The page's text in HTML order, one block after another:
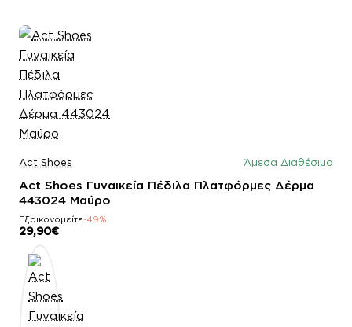
Act Shoes Άμεσα Διαθέσιμο
Act Shoes Γυναικεία Πέδιλα Πλατφόρμες Δέρμα
443024 Μαύρο
Εξοικονομείτε-49%
29,90€